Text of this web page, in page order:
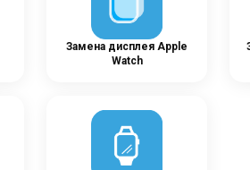
Замена дисплея Apple
Watch